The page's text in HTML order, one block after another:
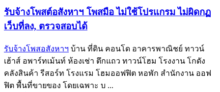
รับจ้างโพสต์อสังหาฯ โพสมือ ไม่ใช้โปรแกรม ไม่ผิดกฏ
เว็บที่ลง, ตรวจสอบได้
รับจ้างโพสอสังหาฯ บ้าน ที่ดิน คอนโด อาคารพาณิชย์ ทาวน์
เฮ้าส์ อพาร์ทเม้นท์ ห้องเช่า ตึกแถว ทาวน์โฮม โรงงาน โกดัง
คลังสินค้า รีสอร์ท โรงแรม โฮมออฟฟิต หอพัก สำนักงาน ออฟ
ฟิต พื้นที่ขายของ โดยเฉพาะ บ ...